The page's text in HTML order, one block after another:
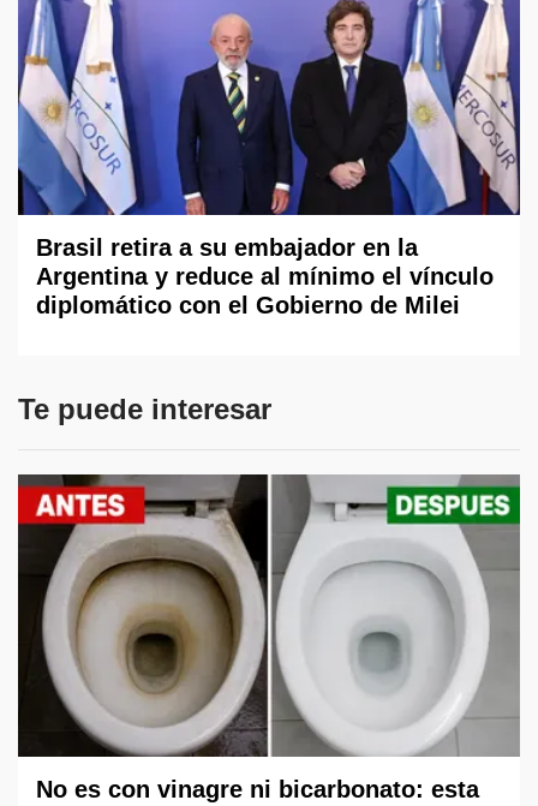
Brasil retira a su embajador en la
Argentina y reduce al mínimo el vínculo
diplomático con el Gobierno de Milei
Te puede interesar
No es con vinagre ni bicarbonato: esta